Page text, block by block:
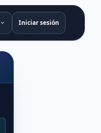
Iniciar sesión